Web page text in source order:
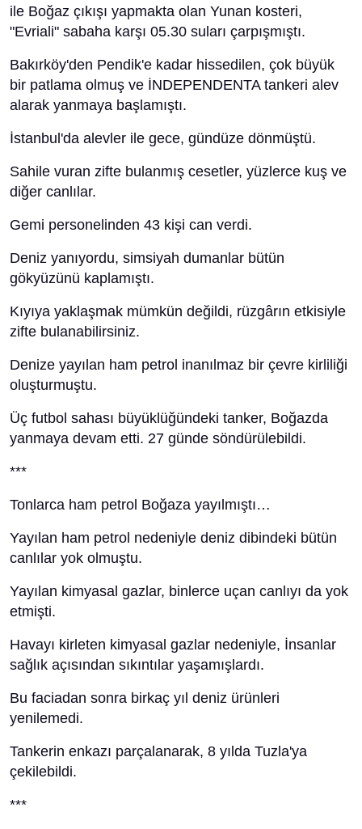
ile Boğaz çıkışı yapmakta olan Yunan kosteri,
"Evriali" sabaha karşı 05.30 suları çarpışmıştı.
Bakırköy'den Pendik'e kadar hissedilen, çok büyük
bir patlama olmuş ve İNDEPENDENTA tankeri alev
alarak yanmaya başlamıştı.
İstanbul'da alevler ile gece, gündüze dönmüştü.
Sahile vuran zifte bulanmış cesetler, yüzlerce kuş ve
diğer canlılar.
Gemi personelinden 43 kişi can verdi.
Deniz yanıyordu, simsiyah dumanlar bütün
gökyüzünü kaplamıştı.
Kıyıya yaklaşmak mümkün değildi, rüzgârın etkisiyle
zifte bulanabilirsiniz.
Denize yayılan ham petrol inanılmaz bir çevre kirliliği
oluşturmuştu.
Üç futbol sahası büyüklüğündeki tanker, Boğazda
yanmaya devam etti. 27 günde söndürülebildi.
­­***
Tonlarca ham petrol Boğaza yayılmıştı…
Yayılan ham petrol nedeniyle deniz dibindeki bütün
canlılar yok olmuştu.
Yayılan kimyasal gazlar, binlerce uçan canlıyı da yok
etmişti.
Havayı kirleten kimyasal gazlar nedeniyle, İnsanlar
sağlık açısından sıkıntılar yaşamışlardı.
Bu faciadan sonra birkaç yıl deniz ürünleri
yenilemedi.
Tankerin enkazı parçalanarak, 8 yılda Tuzla'ya
çekilebildi.
***